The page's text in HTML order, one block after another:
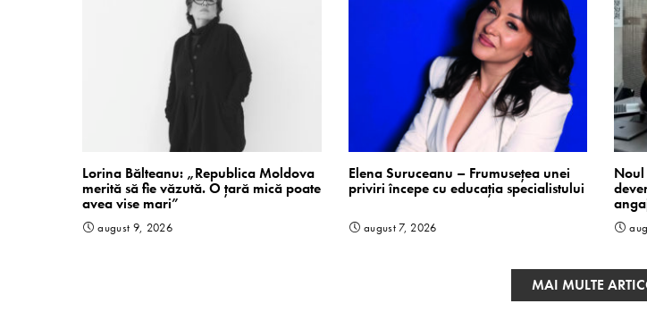
Lorina Bălteanu: „Republica Moldova
merită să fie văzută. O țară mică poate
avea vise mari”
august 9, 2026
Elena Suruceanu – Frumusețea unei
priviri începe cu educația specialistului
august 7, 2026
Noul
MAI MULTE